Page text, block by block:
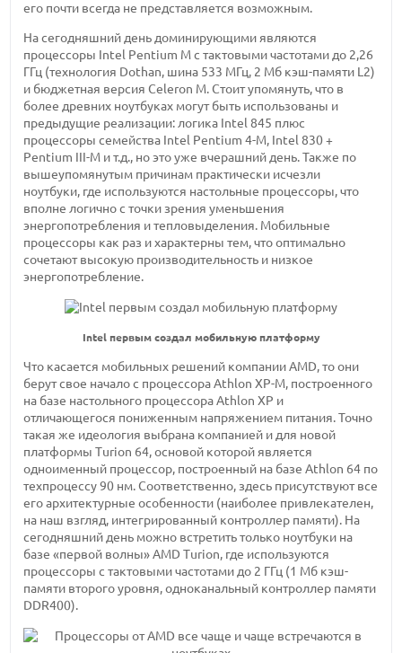
его почти всегда не представляется возможным.
На сегодняшний день доминирующими являются
процессоры Intel Pentium M с тактовыми частотами до 2,26
ГГц (технология Dothan, шина 533 МГц, 2 Мб кэш-памяти L2)
и бюджетная версия Celeron M. Стоит упомянуть, что в
более древних ноутбуках могут быть использованы и
предыдущие реализации: логика Intel 845 плюс
процессоры семейства Intel Pentium 4-M, Intel 830 +
Pentium III-M и т.д., но это уже вчерашний день. Также по
вышеупомянутым причинам практически исчезли
ноутбуки, где используются настольные процессоры, что
вполне логично с точки зрения уменьшения
энергопотребления и тепловыделения. Мобильные
процессоры как раз и характерны тем, что оптимально
сочетают высокую производительность и низкое
энергопотребление.
Intel первым создал мобильную платформу
Что касается мобильных решений компании AMD, то они
берут свое начало с процессора Athlon XP-M, построенного
на базе настольного процессора Athlon XP и
отличающегося пониженным напряжением питания. Точно
такая же идеология выбрана компанией и для новой
платформы Turion 64, основой которой является
одноименный процессор, построенный на базе Athlon 64 по
техпроцессу 90 нм. Соответственно, здесь присутствуют все
его архитектурные особенности (наиболее привлекателен,
на наш взгляд, интегрированный контроллер памяти). На
сегодняшний день можно встретить только ноутбуки на
базе «первой волны» AMD Turion, где используются
процессоры с тактовыми частотами до 2 ГГц (1 Мб кэш-
памяти второго уровня, одноканальный контроллер памяти
DDR400).